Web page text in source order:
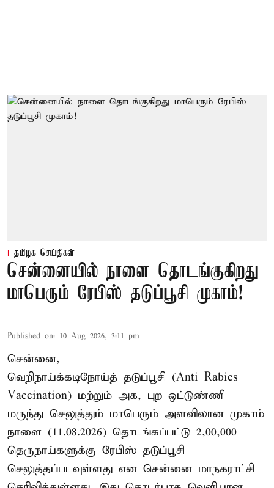
தமிழக செய்திகள்
சென்னையில் நாளை தொடங்குகிறது
மாபெரும் ரேபிஸ் தடுப்பூசி முகாம்!
Published on: 10 Aug 2026, 3:11 pm
சென்னை,
வெறிநாய்க்கடிநோய்த் தடுப்பூசி (Anti Rabies
Vaccination) மற்றும் அக, புற ஒட்டுண்ணி
மருந்து செலுத்தும் மாபெரும் அளவிலான முகாம்
நாளை (11.08.2026) தொடங்கப்பட்டு 2,00,000
தெருநாய்களுக்கு ரேபிஸ் தடுப்பூசி
செலுத்தப்படவுள்ளது என சென்னை மாநகராட்சி